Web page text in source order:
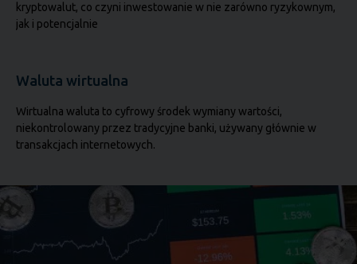
kryptowalut, co czyni inwestowanie w nie zarówno ryzykownym,
jak i potencjalnie
Waluta wirtualna
Wirtualna waluta to cyfrowy środek wymiany wartości,
niekontrolowany przez tradycyjne banki, używany głównie w
transakcjach internetowych.